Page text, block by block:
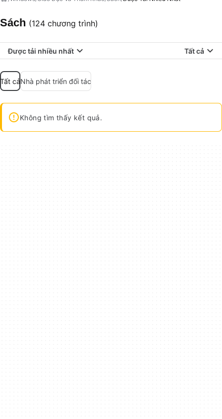
Sách (124 chương trình)
Được tải nhiều nhất Tất cả
Tất cảNhà phát triển đối tác
Không tìm thấy kết quả.